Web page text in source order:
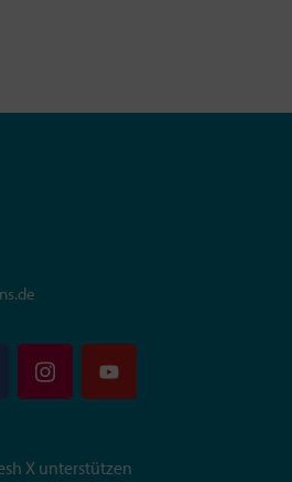
X unterstützen